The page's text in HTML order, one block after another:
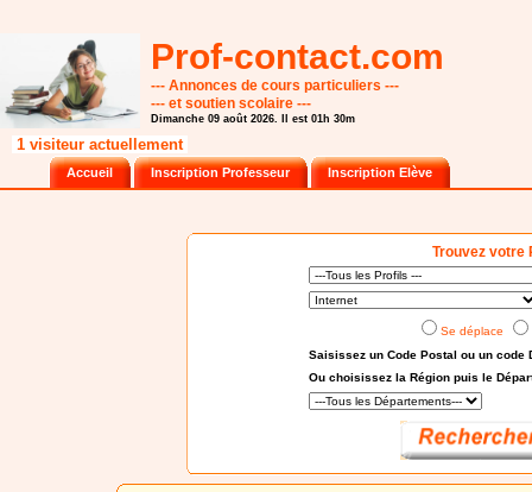
Prof-contact.com
--- Annonces de cours particuliers ---
--- et soutien scolaire ---
Dimanche 09 août 2026. Il est 01h 30m
1 visiteur actuellement
Accueil Inscription Professeur Inscription Elève
Trouvez votre
Se déplace
Saisissez un Code Postal ou un code
Ou choisissezla Région puis le